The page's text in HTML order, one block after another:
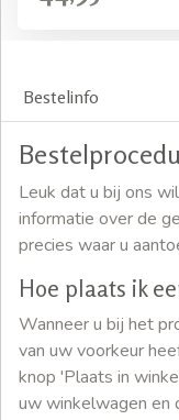
Bestelinfo
Leuk dat u bij ons
informatie over de
precies waar u
Hoe plaats ik
Wanneer u bij het
van uw voorkeur
knop 'Plaats in
uw winkelwagen en